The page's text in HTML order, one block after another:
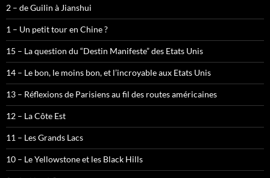
2 – de Guilin à Jianshui
1 – Un petit tour en Chine ?
15 – La question du “Destin Manifeste” des Etats Unis
14 – Le bon, le moins bon, et l’incroyable aux Etats Unis
13 – Réflexions de Parisiens au fil des routes américaines
12 – La Côte Est
11 – Les Grands Lacs
10 – Le Yellowstone et les Black Hills